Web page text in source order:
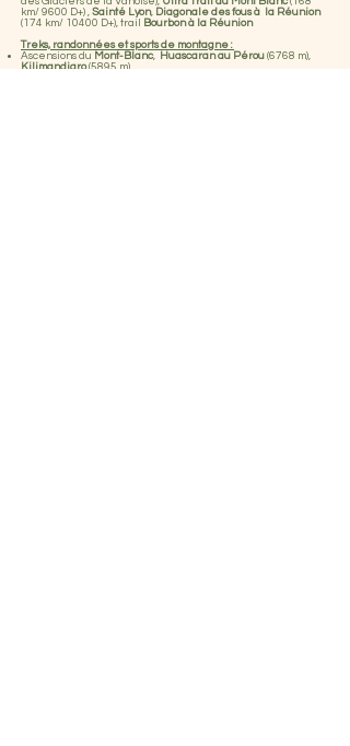
km/ 9600 D+) , Sainté Lyon, Diagonale des fous à la Réunion
(174 km/ 10400 D+), trail
Bourbon à la Réunion
Treks, randonnées et sports de montagne :
Ascensions du Mont-Blanc, Huascaran au Pérou (6768 m),
Kilimandjaro(5895 m)